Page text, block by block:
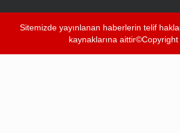
Sitemizde yayınlanan haberlerin telif
kaynaklarına aittir©Copyright